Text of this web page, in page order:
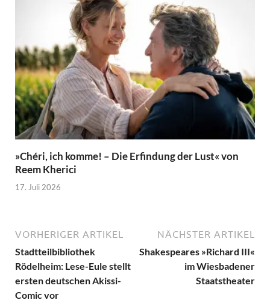
»Chéri, ich komme! – Die Erfindung der Lust« von
Reem Kherici
17. Juli 2026
VORHERIGER ARTIKEL
Stadtteilbibliothek
Rödelheim: Lese-Eule stellt
ersten deutschen Akissi-
Comic vor
NÄCHSTER ARTIKEL
Shakespeares »Richard III«
im Wiesbadener
Staatstheater